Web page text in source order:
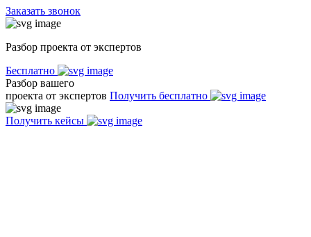
Заказать звонок
Разбор проекта от экспертов
Бесплатно
Разбор вашего
проекта от экспертов Получить бесплатно
Получить кейсы